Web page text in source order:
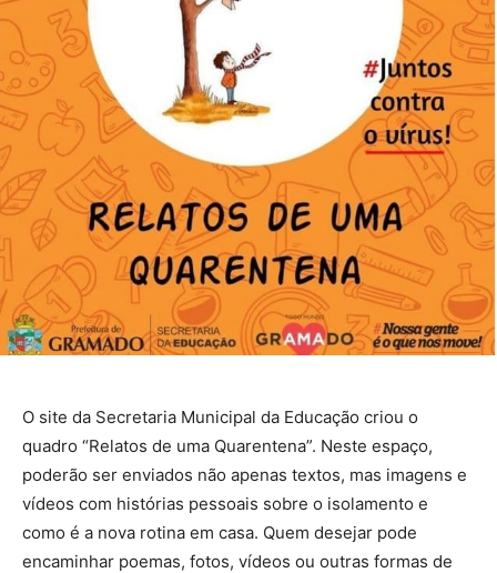
O site da Secretaria Municipal da Educação criou o
quadro “Relatos de uma Quarentena”. Neste espaço,
poderão ser enviados não apenas textos, mas imagens e
vídeos com histórias pessoais sobre o isolamento e
como é a nova rotina em casa. Quem desejar pode
encaminhar poemas, fotos, vídeos ou outras formas de